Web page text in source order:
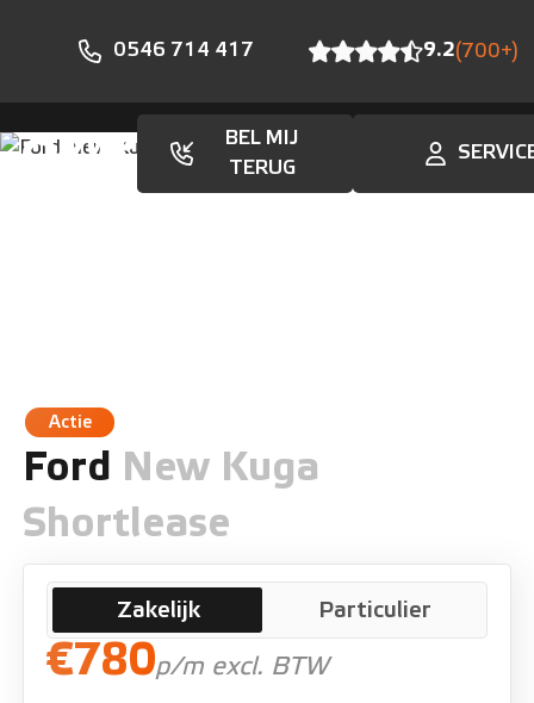
0546 714 417 9.2(700+)
BEL MIJ
TERUG
Actie
Ford New Kuga
Shortlease
Zakelijk Particulier
€780p/m excl. BTW